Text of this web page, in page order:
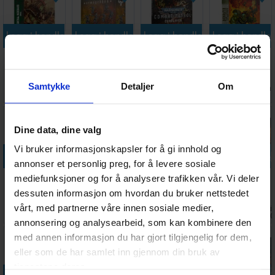
Samtykke Detaljer Om
Dine data, dine valg
Vi bruker informasjonskapsler for å gi innhold og
annonser et personlig preg, for å levere sosiale
mediefunksjoner og for å analysere trafikken vår. Vi deler
dessuten informasjon om hvordan du bruker nettstedet
vårt, med partnerne våre innen sosiale medier,
annonsering og analysearbeid, som kan kombinere den
med annen informasjon du har gjort tilgjengelig for dem,
eller som de har samlet inn gjennom din bruk av
Legg i handlekurven
(Paperback)
178,-Ventes inn
Legg i handlekurven
BattalionAntall på
Legg i handlekurven
255,-
Legg i
Brutal Kunnin
115,- Antall på
Legg i handlekurven
Battlefield
Trophies
300,- Antall på
lager:7
Legg i handlekurven
Carnage
Unending
(Paperback)
119,- Antall på
Legg i handlekurven
Warhammer
40K Desk Mat
Galaxy
299,- Antall på
Legg i
Ork Stompa
1 140,- Ventes